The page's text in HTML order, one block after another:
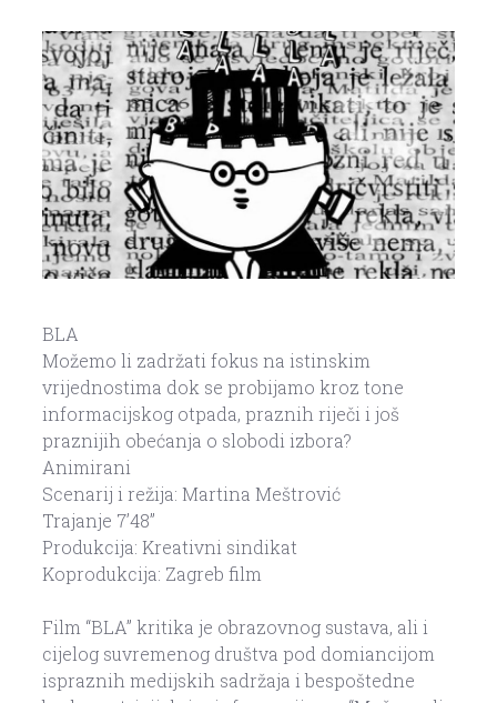
BLA
Možemo li zadržati fokus na istinskim
vrijednostima dok se probijamo kroz tone
informacijskog otpada, praznih riječi i još
praznijih obećanja o slobodi izbora?
Animirani
Scenarij i režija: Martina Meštrović
Trajanje 7’48”
Produkcija: Kreativni sindikat
Koprodukcija: Zagreb film
Film “BLA” kritika je obrazovnog sustava, ali i
cijelog suvremenog društva pod domiancijom
ispraznih medijskih sadržaja i bespoštedne